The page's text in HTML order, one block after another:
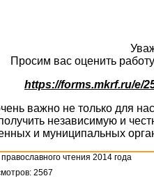
Просим вас оценить
https://forms.mkrf.ru/e/
важно не только для
независимую и
и муниципальных
чтения 2014 года
2567